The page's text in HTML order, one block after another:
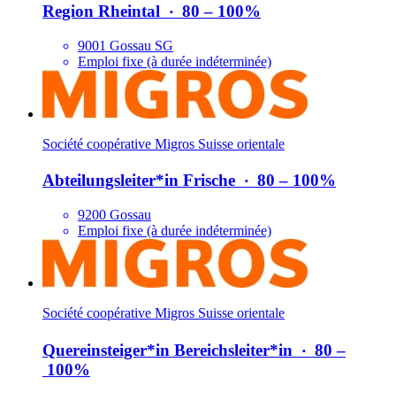
Region Rheintal ‧ 80 – 100%
9001 Gossau SG
Emploi fixe (à durée indéterminée)
Société coopérative Migros Suisse orientale
Abteilungsleiter*​in Frische ‧ 80 – 100%
9200 Gossau
Emploi fixe (à durée indéterminée)
Société coopérative Migros Suisse orientale
Quereinsteiger*​in Bereichsleiter*​in ‧ 80 –
100%